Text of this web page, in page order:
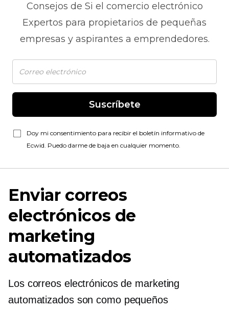
Consejos de Si el comercio electrónico
Expertos para propietarios de pequeñas
empresas y aspirantes a emprendedores.
Suscríbete
Doy mi consentimiento para recibir el boletín informativo de
Ecwid. Puedo darme de baja en cualquier momento.
Enviar correos
electrónicos de
marketing
automatizados
Los correos electrónicos de marketing
automatizados son como pequeños